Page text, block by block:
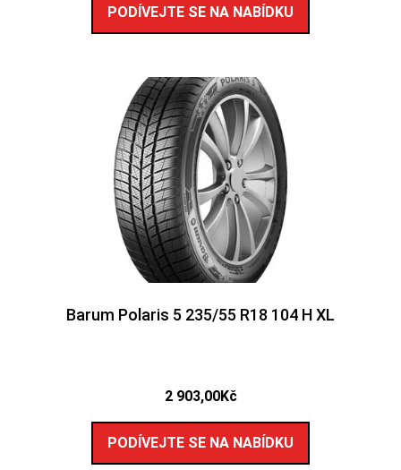
PODÍVEJTE SE NA NABÍDKU
Barum Polaris 5 235/55 R18 104 H XL
2 903,00Kč
PODÍVEJTE SE NA NABÍDKU